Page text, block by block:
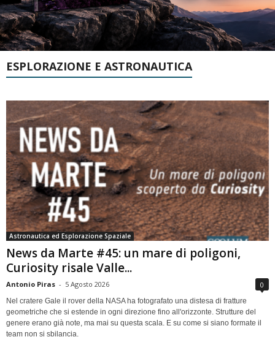
ESPLORAZIONE E ASTRONAUTICA
Astronautica ed Esplorazione Spaziale
News da Marte #45: un mare di poligoni,
Curiosity risale Valle...
Antonio Piras - 5 Agosto 2026 0
Nel cratere Gale il rover della NASA ha fotografato una distesa di fratture
geometriche che si estende in ogni direzione fino all'orizzonte. Strutture del
genere erano già note, ma mai su questa scala. E su come si siano formate il
team non si sbilancia.